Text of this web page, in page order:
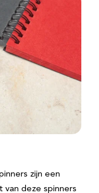
zijn een
van deze spinners